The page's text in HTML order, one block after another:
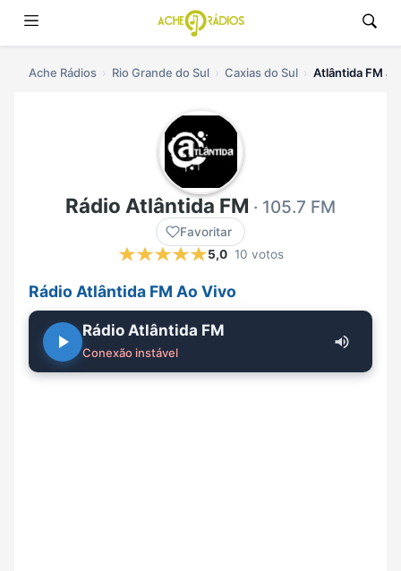
Ache Rádios Rio Grande do Sul Caxias do Sul Atlântida FM
Rádio Atlântida FM · 105.7 FM
Favoritar
5,0 10 votos
Rádio Atlântida FM Ao Vivo
Rádio Atlântida FM
Conexão instável